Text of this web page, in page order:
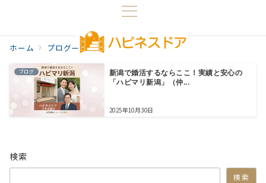
ホーム プログ一覧 ハピマリ新潟
ブログ
新潟で婚活するならここ！実績と安心の
「ハピマリ新潟」（仲...
2025年10月30日
検索
検索